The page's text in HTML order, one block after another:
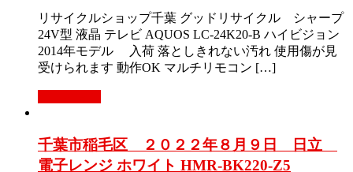
リサイクルショップ千葉 グッドリサイクル シャープ
24V型 液晶 テレビ AQUOS LC-24K20-B ハイビジョン
2014年モデル 入荷 落としきれない汚れ 使用傷が見
受けられます 動作OK マルチリモコン […]
千葉市稲毛区 ２０２２年８月９日 日立
電子レンジ ホワイト HMR-BK220-Z5